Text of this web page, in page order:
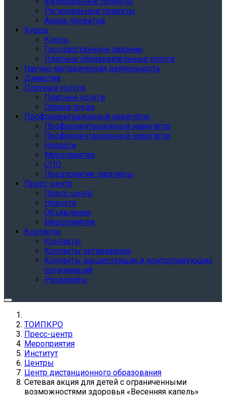
Региональные проекты
Архив проектов
Курсы
Курсы
Государственное задание
Платные образовательные услуги
Научно-методическая деятельность
Династии
Платные услуги
Платные услуги
Охрана труда
Профориентационный навигатор
Профориентационный навигатор
Профориентационный навигатор
Новости
Мероприятия
СПО
Предприятия-партнёры
Пресс-центр
Пресс-центр
Новости
Объявления
Мероприятия
Контакты
Контакты
Контакты организации
Контакты вышестоящих и контролирующих
организаций
Реквизиты
ТОИПКРО
Пресс-центр
Мероприятия
Институт
Центры
Центр дистанционного образования
Cетевая акция для детей с ограниченными
возможностями здоровья «Весенняя капель»